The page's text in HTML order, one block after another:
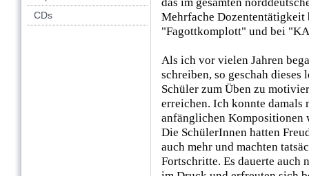
CDs
Mehrfache
"Fagottkomplott" und bei
Als ich vor vielen Jahren
schreiben, so geschah
Schüler zum Üben zu
erreichen. Ich konnte damals
anfänglichen Kompositionen
Die SchülerInnen hatten
auch mehr und machten
Fortschritte. Es dauerte auch